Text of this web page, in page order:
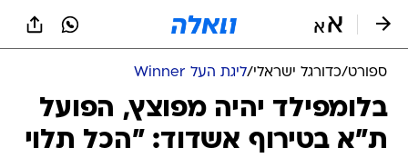
ספורט/כדורגל ישראלי/ליגת העל Winner
בלומפילד יהיה מפוצץ, הפועל
ת"א בטירוף אשדוד: "הכל תלוי